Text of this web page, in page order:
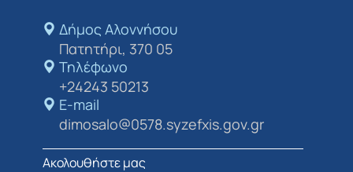
Δήμος Αλοννήσου​
Πατητήρι, 370 05
Τηλέφωνο
+24243 50213
E-mail
dimosalo@0578.syzefxis.gov.gr
Ακολουθήστε μας